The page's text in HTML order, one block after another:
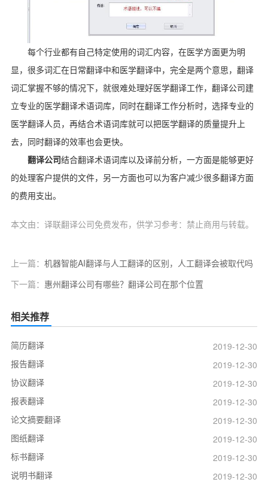
每个行业都有自己特定使用的词汇内容，在医学方面更为明
显，很多词汇在日常翻译中和医学翻译中，完全是两个意思，翻译
词汇掌握不够的情况下，就很难处理好医学翻译工作，翻译公司建
立专业的医学翻译术语词库，同时在翻译工作分析时，选择专业的
医学翻译人员，再结合术语词库就可以把医学翻译的质量提升上
去，同时翻译的效率也会更快。
翻译公司 结合翻译术语词库以及译前分析，一方面是能够更好
的处理客户提供的文件，另一方面也可以为客户减少很多翻译方面
的费用支出。
本文由：译联翻译公司免费发布，供学习参考：禁止商用与转载。
上一篇： 机器智能AI翻译与人工翻译的区别，人工翻译会被取代吗
下一篇： 惠州翻译公司有哪些？翻译公司在那个位置
相关推荐
简历翻译
2019-12-30
报告翻译
2019-12-30
协议翻译
2019-12-30
报表翻译
2019-12-30
论文摘要翻译
2019-12-30
图纸翻译
2019-12-30
标书翻译
2019-12-30
说明书翻译
2019-12-30